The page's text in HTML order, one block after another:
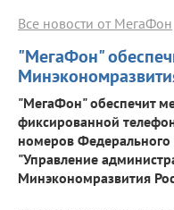
"МегаФон"
Все новости от МегаФон
"МегаФон" обеспечит
фиксированной
номеров
"Управление
Минэкономразвития